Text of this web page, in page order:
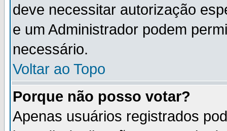
deve necessitar autorização
e um Administrador podem
necessário.
Voltar ao Topo
Porque não posso votar?
Apenas usuários registrados